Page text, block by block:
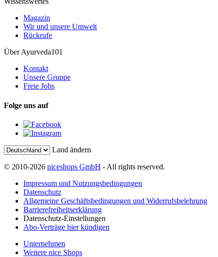
Magazin
Wir und unsere Umwelt
Rückrufe
Über Ayurveda101
Kontakt
Unsere Gruppe
Freie Jobs
Folge uns auf
Land ändern
© 2010-2026 niceshops GmbH - All rights reserved.
Impressum und Nutzungsbedingungen
Datenschutz
Allgemeine Geschäftsbedingungen und Widerrufsbelehrung
Barrierefreiheitserklärung
Datenschutz-Einstellungen
Abo-Verträge hier kündigen
Unternehmen
Weitere nice Shops